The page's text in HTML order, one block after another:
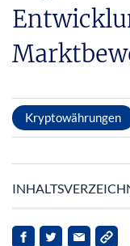
Kryptowährungen
XRP-